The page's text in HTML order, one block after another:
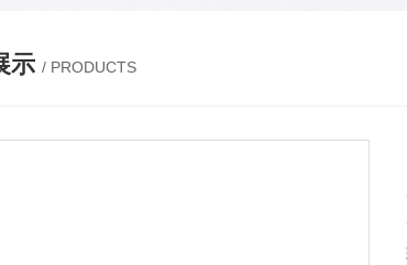
示 / PRODUCTS